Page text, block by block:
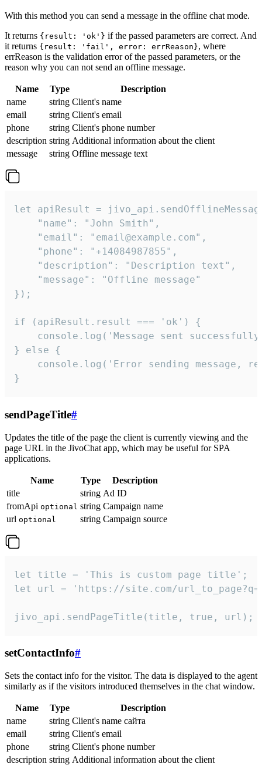
With this method you can send a message in the offline chat mode.
It returns {result: 'ok'} if the passed parameters are correct. And
it returns {result: 'fail', error: errReason}, where
errReason is the validation error of the passed parameters, or the
reason why you can not send an offline message.
Name Type
Description
name
string Client's name
email
string Client's email
phone
string Client's phone number
description string Additional information about the client
message
string Offline message text
let apiResult =
    "name": "John Smith",
    "email": "email@example.com",
    "phone": "+14084987855",
    "description": "Description text",
    "message": "Offline message"
});
if (apiResult.result === 'ok') {
console.log('Message sent
} else {
console.log('Error sending message,
}
sendPageTitle#
Updates the title of the page the client is currently viewing and the
page URL in the JivoChat app, which may be useful for SPA
applications.
Name Type
Description
title
string Ad ID
fromApi optional string Campaign name
url optional string Campaign source
let title = 'This is custom page title';
let url = 'https://site.com/
jivo_api.sendPageTitle(title, true, url);
setContactInfo#
Sets the contact info for the visitor. The data is displayed to the agent
similarly as if the visitors introduced themselves in the chat window.
Name Type
Description
name
string Client's name сайта
email
string Client's email
phone
string Client's phone number
description string Additional information about the client